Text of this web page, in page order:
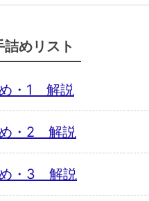
詰めリスト
・1 解説
・2 解説
・3 解説